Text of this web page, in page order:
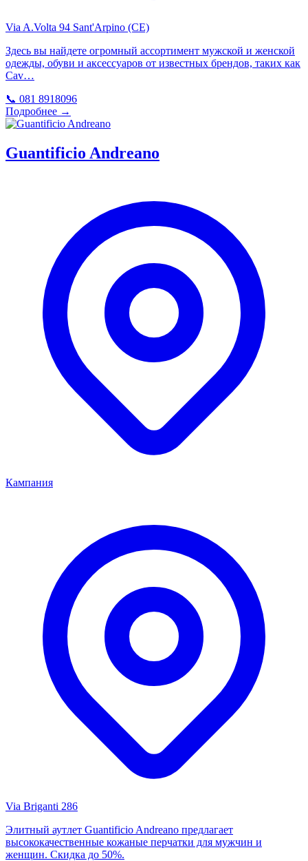
Via A.Volta 94 Sant'Arpino (CE)
Здесь вы найдете огромный ассортимент мужской и женской
одежды, обуви и аксессуаров от известных брендов, таких как
Cav…
📞 081 8918096
Подробнее →
Guantificio Andreano
Кампания
Via Briganti 286
Элитный аутлет Guantificio Andreano предлагает
высококачественные кожаные перчатки для мужчин и
женщин. Скидка до 50%.